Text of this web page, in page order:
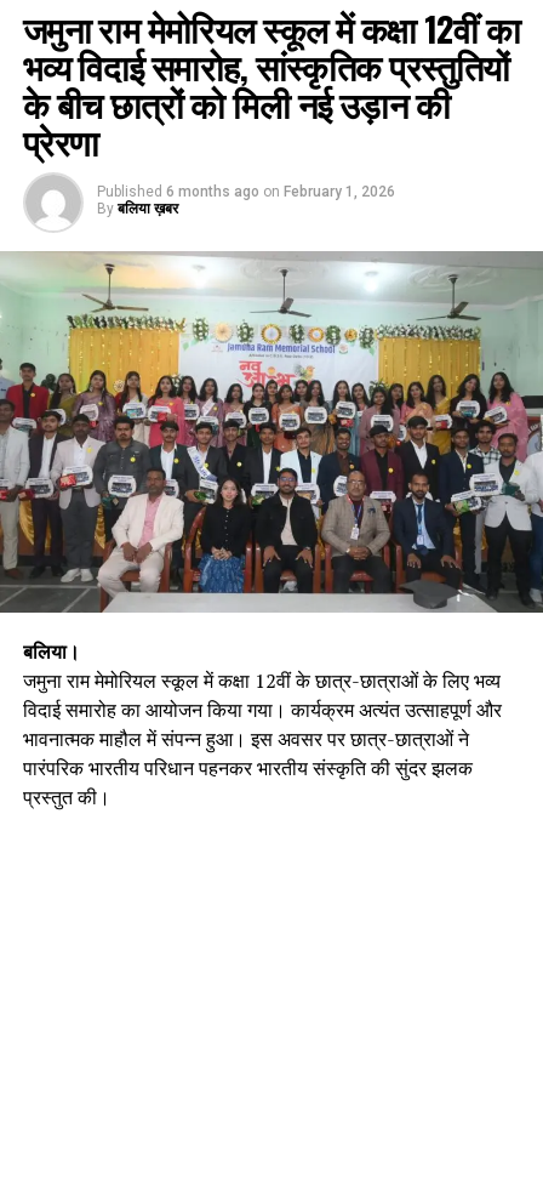
जमुना राम मेमोरियल स्कूल में कक्षा 12वीं का
भव्य विदाई समारोह, सांस्कृतिक प्रस्तुतियों
के बीच छात्रों को मिली नई उड़ान की
प्रेरणा
Published 6 months ago on February 1, 2026
By बलिया ख़बर
बलिया।
जमुना राम मेमोरियल स्कूल में कक्षा 12वीं के छात्र-छात्राओं के लिए भव्य
विदाई समारोह का आयोजन किया गया। कार्यक्रम अत्यंत उत्साहपूर्ण और
भावनात्मक माहौल में संपन्न हुआ। इस अवसर पर छात्र-छात्राओं ने
पारंपरिक भारतीय परिधान पहनकर भारतीय संस्कृति की सुंदर झलक
प्रस्तुत की।